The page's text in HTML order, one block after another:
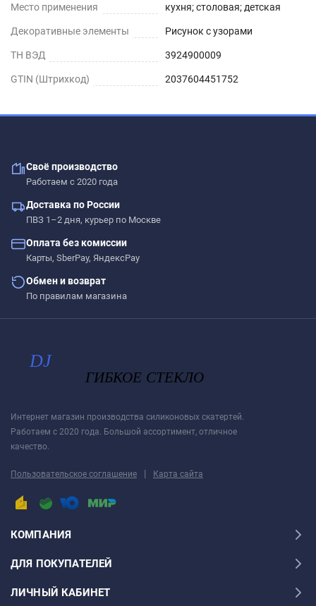
Место применения кухня; столовая; детская
Декоративные элементы Рисунок с узорами
ТН ВЭД 3924900009
GTIN (Штрихкод) 2037604451752
Своё производство
Работаем с 2020 года
Доставка по России
ПВЗ 1–2 дня, курьер по Москве
Оплата без комиссии
Карты, SberPay, ЯндексPay
Обмен и возврат
По правилам магазина
Интернет магазин производства силиконовых скатертей.
Работаем с 2020 года. Большой ассортимент, отличное
качество.
Пользовательское соглашение | Карта сайта
КОМПАНИЯ
ДЛЯ ПОКУПАТЕЛЕЙ
ЛИЧНЫЙ КАБИНЕТ